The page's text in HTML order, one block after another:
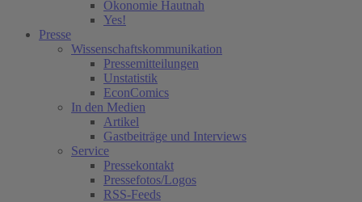
Ökonomie Hautnah
Yes!
Presse
Wissenschaftskommunikation
Pressemitteilungen
Unstatistik
EconComics
In den Medien
Artikel
Gastbeiträge und Interviews
Service
Pressekontakt
Pressefotos/Logos
RSS-Feeds